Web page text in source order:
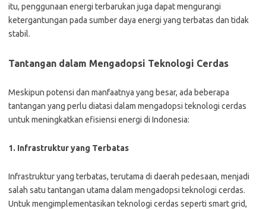
itu, penggunaan energi terbarukan juga dapat mengurangi
ketergantungan pada sumber daya energi yang terbatas dan tidak
stabil.
Tantangan dalam Mengadopsi Teknologi Cerdas
Meskipun potensi dan manfaatnya yang besar, ada beberapa
tantangan yang perlu diatasi dalam mengadopsi teknologi cerdas
untuk meningkatkan efisiensi energi di Indonesia:
1. Infrastruktur yang Terbatas
Infrastruktur yang terbatas, terutama di daerah pedesaan, menjadi
salah satu tantangan utama dalam mengadopsi teknologi cerdas.
Untuk mengimplementasikan teknologi cerdas seperti smart grid,